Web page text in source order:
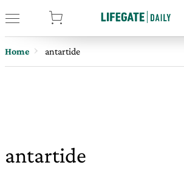
Home antartide
antartide